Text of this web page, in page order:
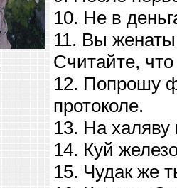
10. Не в
11. Вы
Считайте,
12. Попрошу
протоколе.
13. На халяву
14. Куй
15. Чудак же